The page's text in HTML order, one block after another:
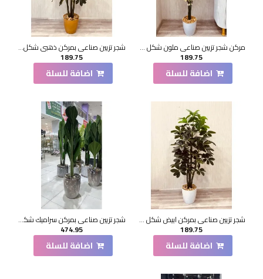
مركن شجر تزيين صناعي ملون شكل حديث 175سم
189.75
اضافة للسلة
شجر تزيين صناعي بمركن ذهبي شكل حديث 150سم
189.75
اضافة للسلة
شجر تزيين صناعي بمركن ابيض شكل حديث 150سم
189.75
اضافة للسلة
شجر تزيين صناعي بمركن سراميك شكل حديث 200سم
474.95
اضافة للسلة